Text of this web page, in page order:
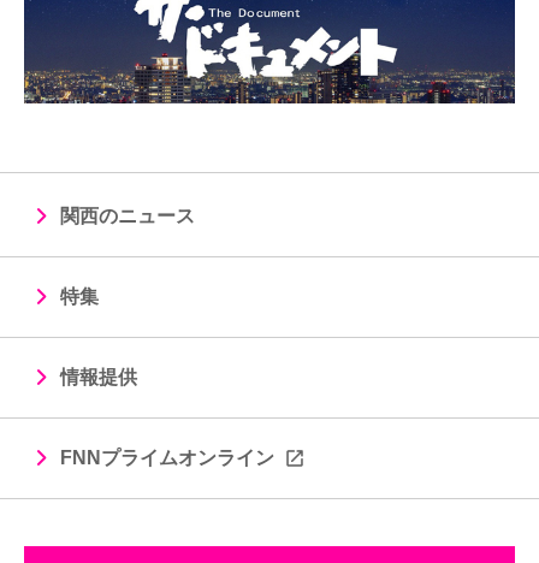
関西のニュース
特集
情報提供
FNNプライムオンライン